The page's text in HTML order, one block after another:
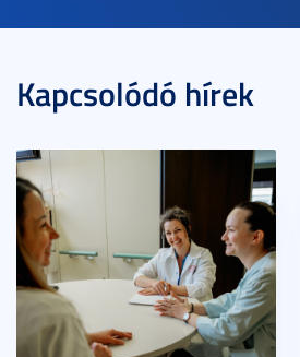
Kapcsolódó hírek